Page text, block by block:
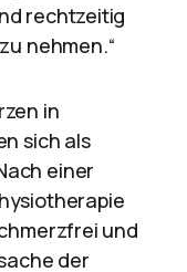
rechtzeitig
nehmen.“
in
sich als
einer
und
der